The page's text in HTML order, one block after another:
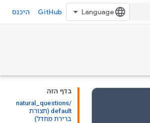
GitHub היכנס
בדף הזה
natural_questions/
default (תצורת
ברירת מחדל)